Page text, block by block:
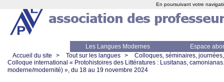
Les Langues Modernes
Espace
Accueil du site
> Tout sur les langues >
Colloques, séminaires,
Colloque international « Protohistoires des Littératures : Lusitanas,
moderne/modernité) », du 18 au 19 novembre 2024
En poursuivant votre